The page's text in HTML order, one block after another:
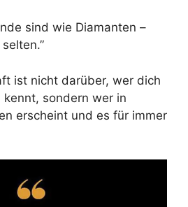
sind wie Diamanten –
ist nicht darüber, wer dich
kennt, sondern wer in
erscheint und es für immer